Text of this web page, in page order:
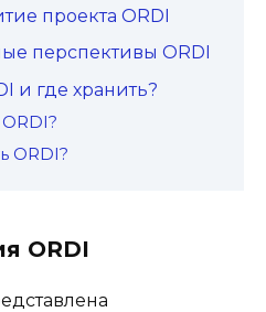
проекта ORDI
перспективы ORDI
и где хранить?
ORDI?
ORDI